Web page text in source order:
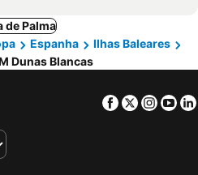
de Palma
Espanha
Ilhas Baleares
Dunas Blancas
Facebook
Twitter